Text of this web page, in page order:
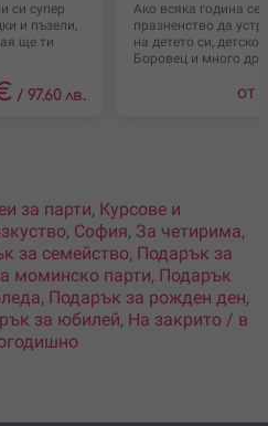
си супер
и пъзели,
ще ти
/ 97.60 лв.
Ако всяка година се
празненство да
на детето си,
Боровец и много
от
за парти, Курсове и
, София, За четирима,
за семейство, Подарък за
моминско парти, Подарък
, Подарък за рожден ден,
за юбилей, На закрито / в